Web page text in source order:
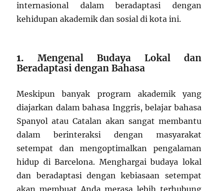
internasional dalam beradaptasi dengan
kehidupan akademik dan sosial di kota ini.
1.Mengenal Budaya Lokal dan
Beradaptasi dengan Bahasa
Meskipun banyak program akademik yang
diajarkan dalam bahasa Inggris, belajar bahasa
Spanyol atau Catalan akan sangat membantu
dalam berinteraksi dengan masyarakat
setempat dan mengoptimalkan pengalaman
hidup di Barcelona. Menghargai budaya lokal
dan beradaptasi dengan kebiasaan setempat
akan membuat Anda merasa lebih terhubung